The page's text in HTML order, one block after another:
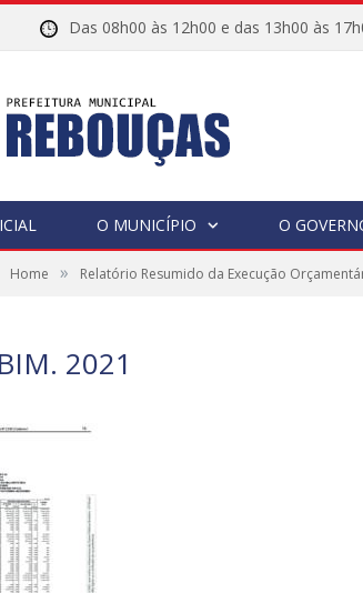
Das 08h00 às 12h00 e das 13h00 às
O MUNICÍPIO O
Home » Relatório Resumido da Execução
2021